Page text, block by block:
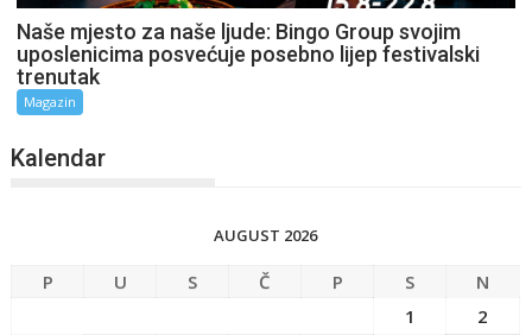
Naše mjesto za naše ljude: Bingo Group svojim
uposlenicima posvećuje posebno lijep festivalski
trenutak
Magazin
Kalendar
AUGUST 2026
P U S Č P S
N
1
2